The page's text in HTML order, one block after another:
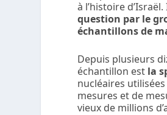
à l’histoire
question par le
échantillons de
Depuis plusieurs
échantillon est la
nucléaires
mesures et de
vieux de millions